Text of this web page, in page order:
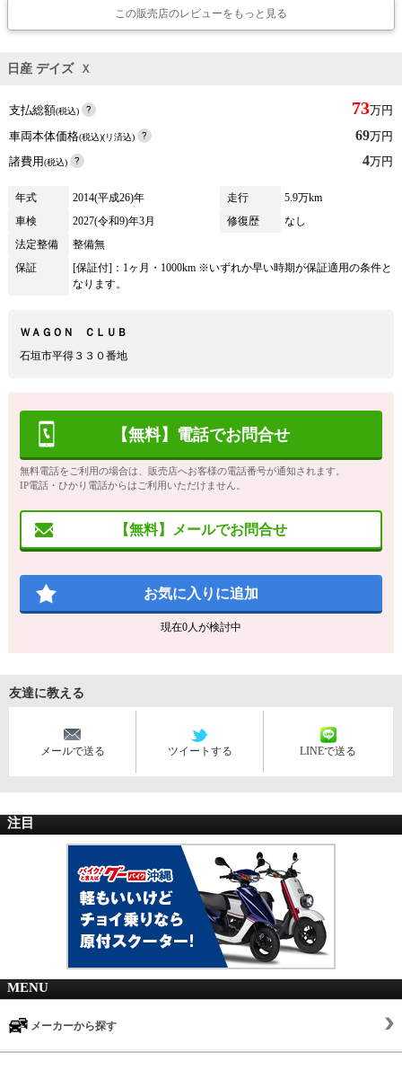
この販売店のレビューをもっと見る
日産 デイズ Ｘ
支払総額(税込) 73万円
車両本体価格(税込)(リ済込) 69万円
諸費用(税込) 4万円
年式 2014(平成26)年 走行
5.9万km
車検
2027(令和9)年3月 修復歴
なし
法定整備
整備無
保証
[保証付]：1ヶ月・1000km ※いずれか早い時期が保証適用の条件と
なります。
ＷＡＧＯＮ ＣＬＵＢ
石垣市平得３３０番地
【無料】電話でお問合せ
無料電話をご利用の場合は、販売店へお客様の電話番号が通知されます。
IP電話・ひかり電話からはご利用いただけません。
【無料】メールでお問合せ
お気に入りに追加
現在0人が検討中
友達に教える
メールで送る ツイートする LINEで送る
注目
MENU
メーカーから探す